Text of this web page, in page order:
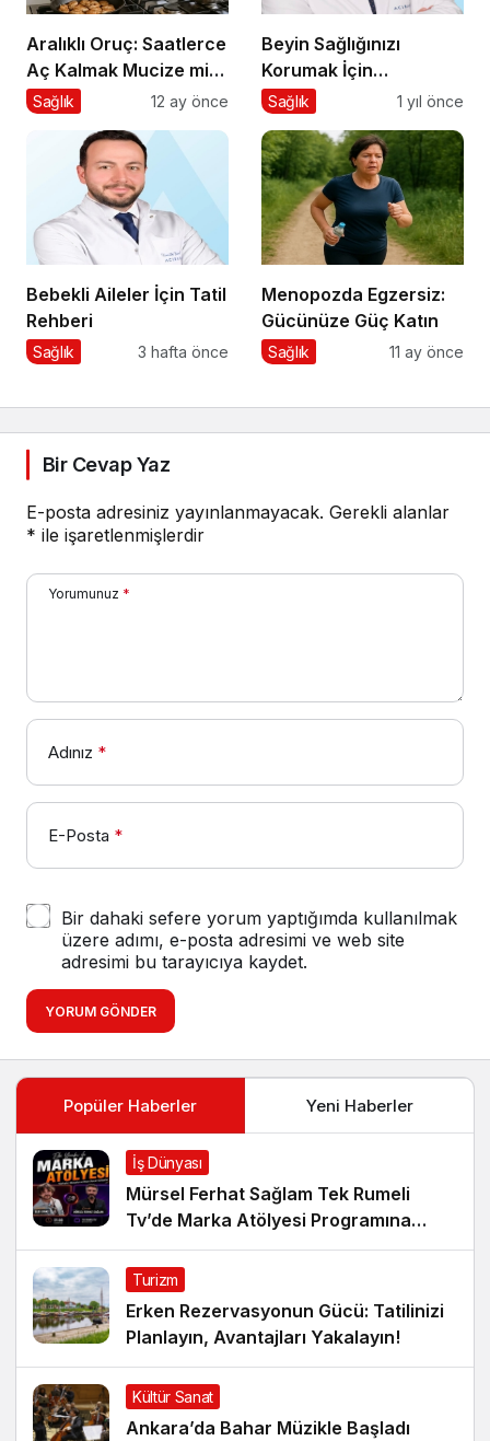
Aralıklı Oruç: Saatlerce
Aç Kalmak Mucize mi,
Geçici Bir Trend Mi?
Sağlık 12 ay önce
Beyin Sağlığınızı
Korumak İçin
Uygulayabileceğiniz 7
Sağlık 1 yıl önce
Bebekli Aileler İçin Tatil
Rehberi
Sağlık 3 hafta önce
Menopozda Egzersiz:
Gücünüze Güç Katın
Sağlık 11 ay önce
Bir Cevap Yaz
E-posta adresiniz yayınlanmayacak. Gerekli alanlar
* ile işaretlenmişlerdir
Yorumunuz *
Adınız *
E-Posta *
Bir dahaki sefere yorum yaptığımda kullanılmak
üzere adımı, e-posta adresimi ve web site
adresimi bu tarayıcıya kaydet.
YORUM GÖNDER
Popüler Haberler Yeni Haberler
İş Dünyası
Mürsel Ferhat Sağlam Tek Rumeli
Tv’de Marka Atölyesi Programına
Konuk Oldu
Turizm
Erken Rezervasyonun Gücü: Tatilinizi
Planlayın, Avantajları Yakalayın!
Kültür Sanat
Ankara’da Bahar Müzikle Başladı